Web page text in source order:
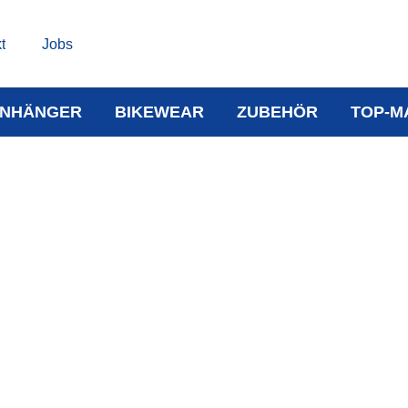
Jobs
BIKEWEAR ZUBEHÖR TOP-